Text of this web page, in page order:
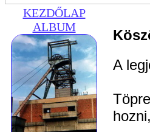
KEZDŐLAP
ALBUM
A